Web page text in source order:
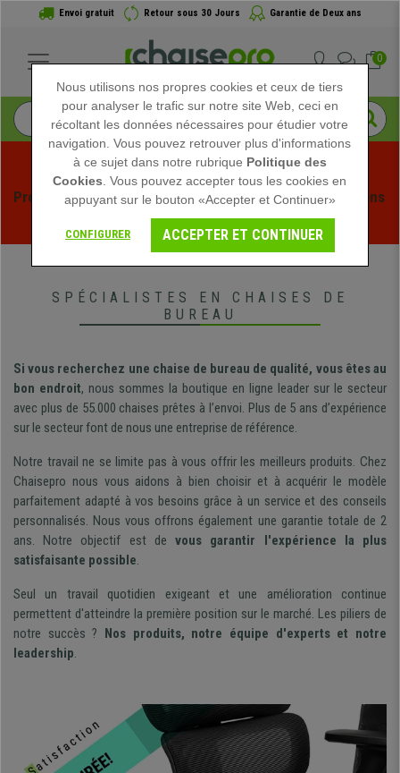
Envoi gratuit Retour sous 30 Jours Garantie de Deux ans
0
Profitez des soldes d'été chez Chaisepro ! Des réductions
exclusives pour une durée limitée - Voir l'offre
SPÉCIALISTES EN CHAISES DE
BUREAU
Si vous recherchez une chaise de bureau de qualité, vous êtes au
bon endroit, nous sommes la boutique en ligne leader sur le secteur
avec plus de 55.000 chaises prêtes à l’envoi. Plus de 5 ans d’expérience
sur le secteur font de nous une entreprise de référence.
Notre travail ne se limite pas à vous offrir les meilleurs produits. Chez
Chaisepro nous vous aidons à bien choisir et à acquérir le modèle
parfaitement adapté à vos besoins grâce à un service et des conseils
personnalisés. Nous vous offrons également une garantie totale de 2
ans. Notre objectif est devous garantir l'expérience la plus
satisfaisante possible.
Seul un travail quotidien exigeant et une amélioration continue
permettent d'atteindre la première position sur le marché. Les piliers de
notre succès ? Nos produits, notre équipe d'experts et notre
leadership.
Nous utilisons nos propres cookies et ceux de tiers
pour analyser le trafic sur notre site Web, ceci en
récoltant les données nécessaires pour étudier votre
navigation. Vous pouvez retrouver plus d'informations
à ce sujet dans notre rubrique Politique des
Cookies . Vous pouvez accepter tous les cookies en
appuyant sur le bouton «Accepter et Continuer»
CONFIGURER ACCEPTER ET CONTINUER